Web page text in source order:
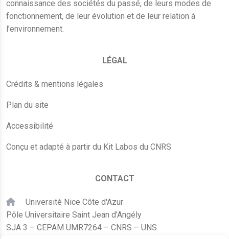
connaissance des sociétés du passé, de leurs modes de
fonctionnement, de leur évolution et de leur relation à
l’environnement.
LÉGAL
Crédits & mentions légales
Plan du site
Accessibilité
Conçu et adapté à partir du Kit Labos du CNRS
CONTACT
Université Nice Côte d'Azur
Pôle Universitaire Saint Jean d’Angély
SJA 3 – CEPAM UMR7264 – CNRS – UNS